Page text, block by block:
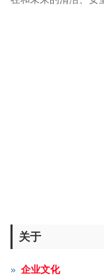
关于
企业文化